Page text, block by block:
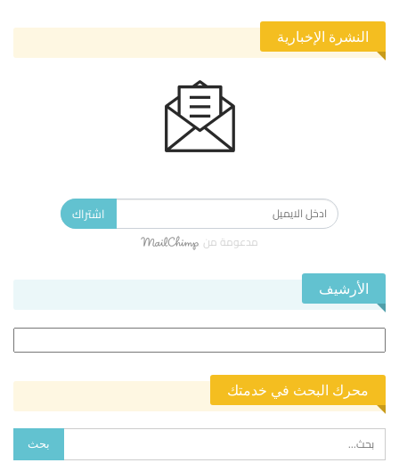
النشرة الإخبارية
اشتراك
مدعومة من
الأرشيف
محرك البحث في خدمتك